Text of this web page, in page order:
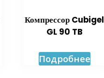
Компрессор Cubigel
GL 90 TB
Подробнее